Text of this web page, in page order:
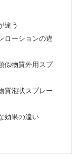
違う
ローションの違
似物質外用スプ
質泡状スプレー
効果の違い